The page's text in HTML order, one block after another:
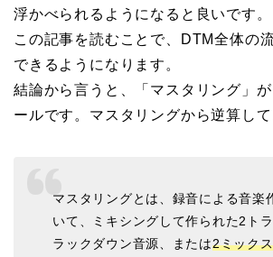
浮かべられるようになると良いです。
この記事を読むことで、DTM全体の
できるようになります。
結論から言うと、「マスタリング」
ールです。マスタリングから逆算して
マスタリングとは、録音による音楽
いて、ミキシングして作られた2ト
ラックダウン音源、または2ミック